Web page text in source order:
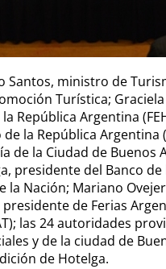
Santos, ministro de
Turística;
Argentina
la República Argentina
de la Ciudad de Buenos
presidente del Banco
la Nación; Mariano
de Ferias
las 24 autoridades
y de la ciudad de
de Hotelga.